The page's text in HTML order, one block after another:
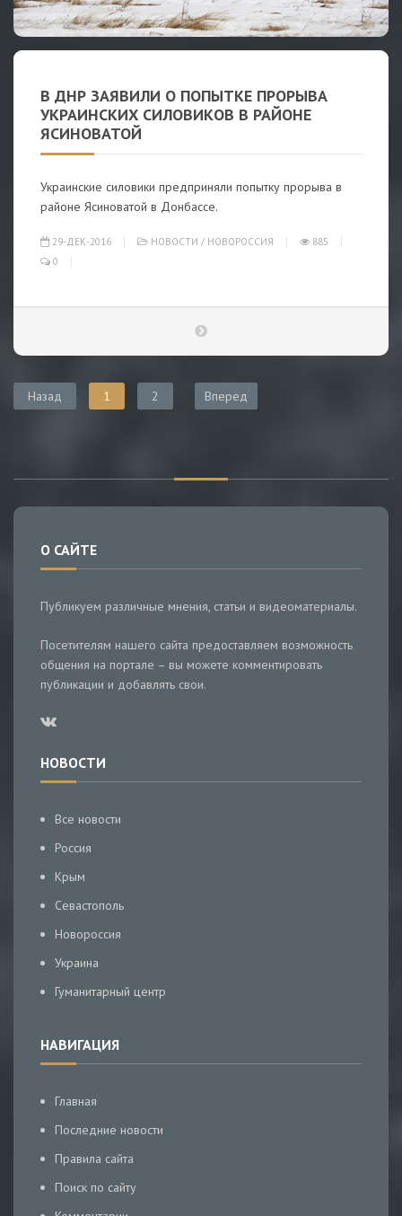
В ДНР ЗАЯВИЛИ О ПОПЫТКЕ ПРОРЫВА
УКРАИНСКИХ СИЛОВИКОВ В РАЙОНЕ
ЯСИНОВАТОЙ
Украинские силовики предприняли попытку прорыва в
районе Ясиноватой в Донбассе.
29-ДЕК-2016 НОВОСТИ / НОВОРОССИЯ
885
0
Назад 1 2 Вперед
О САЙТЕ
Публикуем различные мнения, статьи и видеоматериалы.
Посетителям нашего сайта предоставляем возможность
общения на портале – вы можете комментировать
публикации и добавлять свои.
НОВОСТИ
Все новости
Россия
Крым
Севастополь
Новороссия
Украина
Гуманитарный центр
НАВИГАЦИЯ
Главная
Последние новости
Правила сайта
Поиск по сайту